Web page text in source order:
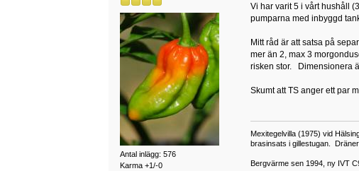
Antal inlägg: 576
Karma +1/-0
Vi har varit 5 i vårt hushåll
pumparna med inbyggd
Mitt råd är att satsa på
mer än 2, max 3
risken stor. Dimensionera
Skumt att TS anger ett par
Mexitegelvilla (1975) vid
brasinsats i gillestugan.
Bergvärme sen 1994, ny IVT